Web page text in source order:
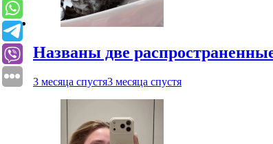
Названы две
3 месяца спустя3 месяца спустя